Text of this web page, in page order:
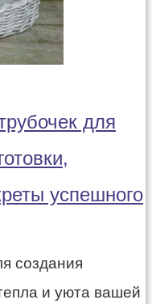
для
успешного
создания
и уюта вашей